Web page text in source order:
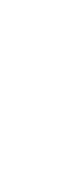
sich nichts,
mit unseren